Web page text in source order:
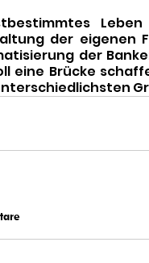
der eigenen
der
eine Brücke